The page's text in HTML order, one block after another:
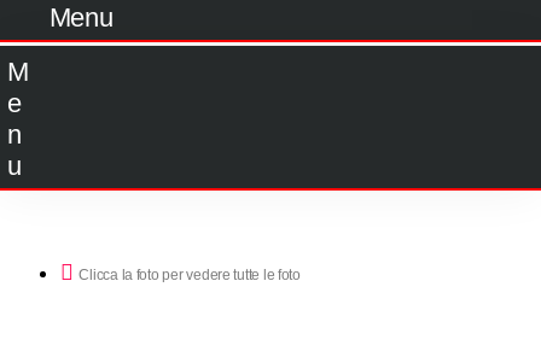
Menu
M
e
n
u
Clicca la foto per vedere tutte le foto